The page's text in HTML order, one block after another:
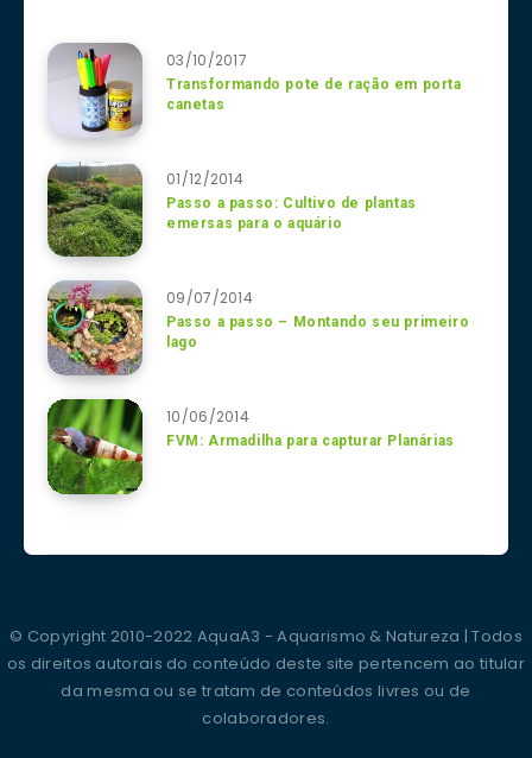
03/10/2017
Transformando pote de ração em porta
canetas
01/12/2014
Passo a passo: Cultivo de plantas
emersas para o aquário
09/07/2014
Passo a passo – Montando seu primeiro
lago
10/06/2014
FVM: Armadilha para capturar Planárias
© Copyright 2010-2022 AquaA3 - Aquarismo & Natureza | Todos
os direitos autorais do conteúdo deste site pertencem ao titular
da mesma ou se tratam de conteúdos livres ou de
colaboradores.